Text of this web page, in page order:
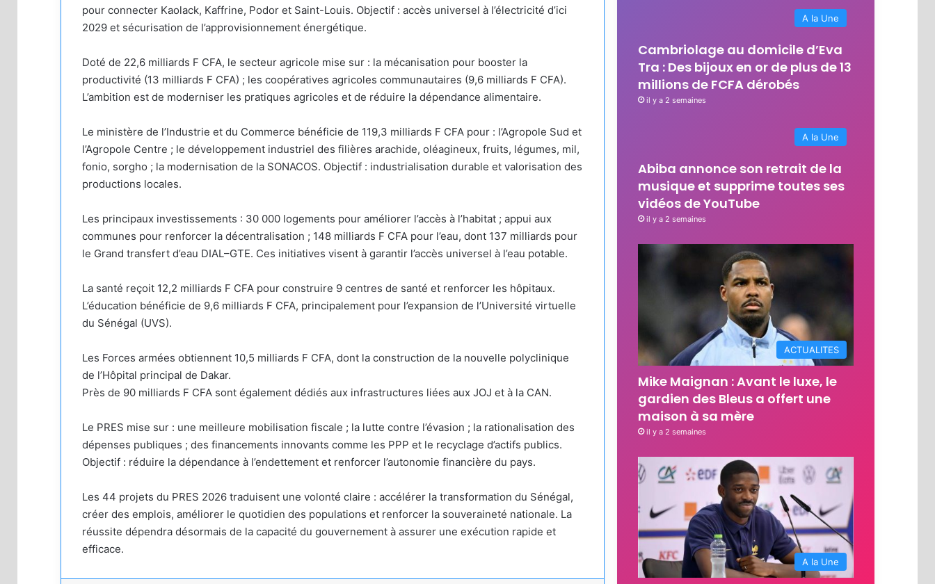
pour connecter Kaolack, Kaffrine, Podor et Saint-Louis. Objectif : accès universel à l’électricité d’ici
2029 et sécurisation de l’approvisionnement énergétique.
Doté de 22,6 milliards F CFA, le secteur agricole mise sur : la mécanisation pour booster la
productivité (13 milliards F CFA) ; les coopératives agricoles communautaires (9,6 milliards F CFA).
L’ambition est de moderniser les pratiques agricoles et de réduire la dépendance alimentaire.
Le ministère de l’Industrie et du Commerce bénéficie de 119,3 milliards F CFA pour : l’Agropole Sud et
l’Agropole Centre ; le développement industriel des filières arachide, oléagineux, fruits, légumes, mil,
fonio, sorgho ; la modernisation de la SONACOS. Objectif : industrialisation durable et valorisation des
productions locales.
Les principaux investissements : 30 000 logements pour améliorer l’accès à l’habitat ; appui aux
communes pour renforcer la décentralisation ; 148 milliards F CFA pour l’eau, dont 137 milliards pour
le Grand transfert d’eau DIAL–GTE. Ces initiatives visent à garantir l’accès universel à l’eau potable.
La santé reçoit 12,2 milliards F CFA pour construire 9 centres de santé et renforcer les hôpitaux.
L’éducation bénéficie de 9,6 milliards F CFA, principalement pour l’expansion de l’Université virtuelle
du Sénégal (UVS).
Les Forces armées obtiennent 10,5 milliards F CFA, dont la construction de la nouvelle polyclinique
de l’Hôpital principal de Dakar.
Près de 90 milliards F CFA sont également dédiés aux infrastructures liées aux JOJ et à la CAN.
Le PRES mise sur : une meilleure mobilisation fiscale ; la lutte contre l’évasion ; la rationalisation des
dépenses publiques ; des financements innovants comme les PPP et le recyclage d’actifs publics.
Objectif : réduire la dépendance à l’endettement et renforcer l’autonomie financière du pays.
Les 44 projets du PRES 2026 traduisent une volonté claire : accélérer la transformation du Sénégal,
créer des emplois, améliorer le quotidien des populations et renforcer la souveraineté nationale. La
réussite dépendra désormais de la capacité du gouvernement à assurer une exécution rapide et
efficace.
A la Une
Cambriolage au domicile d’Eva
Tra : Des bijoux en or de plus de 13
millions de FCFA dérobés
il y a 2 semaines
A la Une
Abiba annonce son retrait de la
musique et supprime toutes ses
vidéos de YouTube
il y a 2 semaines
ACTUALITES
Mike Maignan : Avant le luxe, le
gardien des Bleus a offert une
maison à sa mère
il y a 2 semaines
A la Une